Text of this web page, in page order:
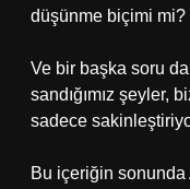
düşünme biçimi mi?
Ve bir başka soru
sandığımız şeyler,
sadece
Bu içeriğin sonunda